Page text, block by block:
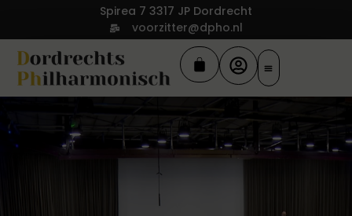
Spirea 7 3317 JP Dordrecht
voorzitter@dpho.nl